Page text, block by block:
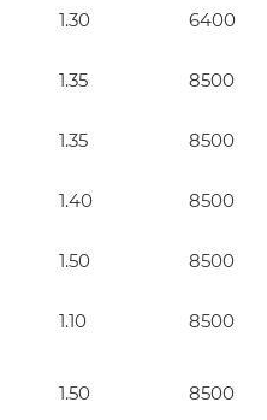
1.30 6400
1.35 8500
1.35 8500
1.40 8500
1.50 8500
1.10 8500
1.50 8500